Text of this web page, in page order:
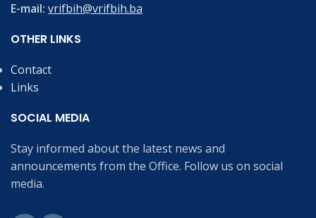
E-mail: vrifbih@vrifbih.ba
OTHER LINKS
Contact
Links
SOCIAL MEDIA
Stay informed about the latest news and
announcements from the Office. Follow us on social
media.